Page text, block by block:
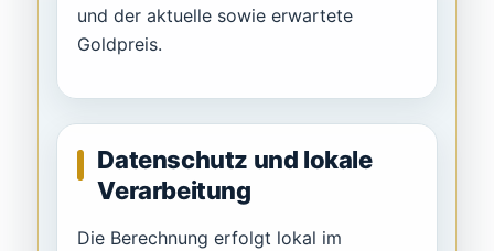
und der aktuelle sowie erwartete
Goldpreis.
Datenschutz und lokale
Verarbeitung
Die Berechnung erfolgt lokal im